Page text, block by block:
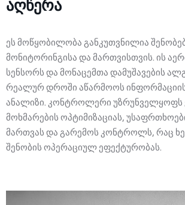
Chatbot
Forum
Support request
Privacy Policy
Company history
About company
Management
Contact
აღწერა
ეს მოწყობილობა განკუთვნილია
მონიტორინგისა და მართვისთვის. ის
სენსორს და მონაცემთა დამუშავების
რეალურ დროში აწარმოოს
ანალიზი. კონტროლერი უზრუნველყოფს
მოხმარების ოპტიმიზაციას,
მართვას და გარემოს კონტროლს, რაც
შენობის ოპერაციულ ეფექტურობას.